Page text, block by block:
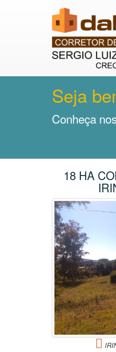
Seja
Conheça
18 HA